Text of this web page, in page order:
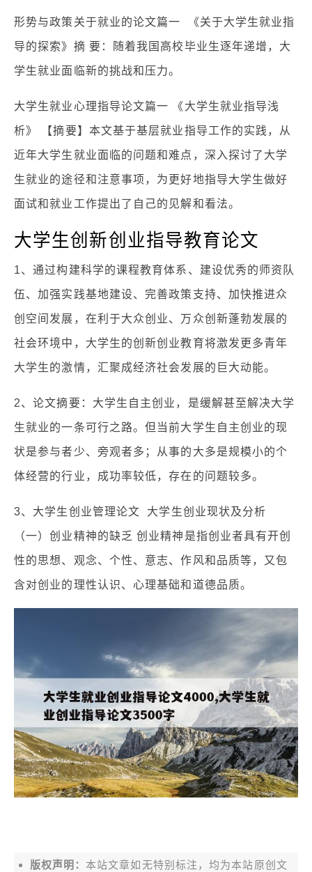
形势与政策关于就业的论文篇一 《关于大学生就业指
导的探索》摘 要：随着我国高校毕业生逐年递增，大
学生就业面临新的挑战和压力。
大学生就业心理指导论文篇一 《大学生就业指导浅
析》 【摘要】本文基于基层就业指导工作的实践，从
近年大学生就业面临的问题和难点，深入探讨了大学
生就业的途径和注意事项，为更好地指导大学生做好
面试和就业工作提出了自己的见解和看法。
大学生创新创业指导教育论文
1、通过构建科学的课程教育体系、建设优秀的师资队
伍、加强实践基地建设、完善政策支持、加快推进众
创空间发展，在利于大众创业、万众创新蓬勃发展的
社会环境中，大学生的创新创业教育将激发更多青年
大学生的激情，汇聚成经济社会发展的巨大动能。
2、论文摘要：大学生自主创业，是缓解甚至解决大学
生就业的一条可行之路。但当前大学生自主创业的现
状是参与者少、旁观者多；从事的大多是规模小的个
体经营的行业，成功率较低，存在的问题较多。
3、大学生创业管理论文 大学生创业现状及分析
（一）创业精神的缺乏 创业精神是指创业者具有开创
性的思想、观念、个性、意志、作风和品质等，又包
含对创业的理性认识、心理基础和道德品质。
版权声明： 本站文章如无特别标注，均为本站原创文